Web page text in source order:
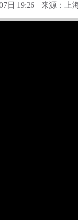
日 19:26 来源：上